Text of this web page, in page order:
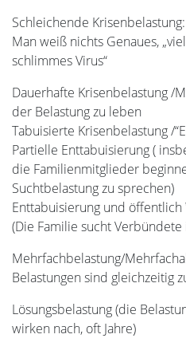
Schleichende Krisenbelastung:
Man weiß nichts Genaues,
schlimmes Virus“
Dauerhafte Krisenbelastung /
der Belastung zu leben
Tabuisierte Krisenbelastung /
Partielle Enttabuisierung (
die Familienmitglieder
Suchtbelastung zu sprechen)
Enttabuisierung und öffentlich
(Die Familie sucht Verbündete
Mehrfachbelastung/
Belastungen sind gleichzeitig
Lösungsbelastung (die
wirken nach, oft Jahre)